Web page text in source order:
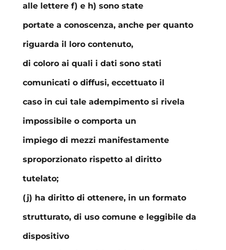
alle lettere f) e h) sono state
portate a conoscenza, anche per quanto
riguarda il loro contenuto,
di coloro ai quali i dati sono stati
comunicati o diffusi, eccettuato il
caso in cui tale adempimento si rivela
impossibile o comporta un
impiego di mezzi manifestamente
sproporzionato rispetto al diritto
tutelato;
(j) ha diritto di ottenere, in un formato
strutturato, di uso comune e leggibile da
dispositivo